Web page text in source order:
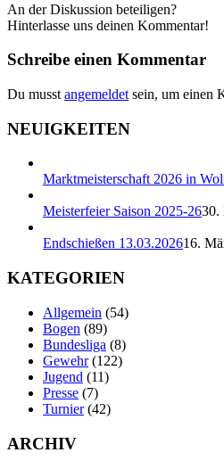
An der Diskussion beteiligen?
Hinterlasse uns deinen Kommentar!
Schreibe einen Kommentar
Du musst angemeldet sein, um einen
NEUIGKEITEN
Marktmeisterschaft 2026 in
Meisterfeier Saison 2025-2630.
Endschießen 13.03.202616.
KATEGORIEN
Allgemein (54)
Bogen (89)
Bundesliga (8)
Gewehr(122)
Jugend (11)
Presse (7)
Turnier(42)
ARCHIV